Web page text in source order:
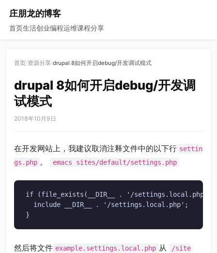
庄朋龙的博客
首页生活创业编程运维课程分享
首页/资源分享/drupal 8如何开启debug/开发调试模式
drupal 8如何开启debug/开发调
试模式
2018年10月9日
在开发网站上，我建议取消注释文件中的以下行 settin
gs.php 。 emacs sites/default/settings.php
if (file_exists(__DIR__ . '/
  include __DIR__ . '/settings.local.php';
}
然后将文件 example.settings.local.php 从
/site